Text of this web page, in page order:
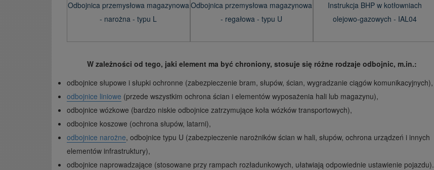
Odbojnica przemysłowa magazynowa
- narożna - typu L
Odbojnica przemysłowa magazynowa
- regałowa - typu U
Instrukcja BHP w kotłowniach
olejowo-gazowych - IAL04
W zależności od tego, jaki element ma być chroniony, stosuje się różne rodzaje odbojnic, m.in.:
odbojnice słupowe i słupki ochronne (zabezpieczenie bram, słupów, ścian, wygradzanie ciągów komunikacyjnych),
odbojnice liniowe (przede wszystkim ochrona ścian i elementów wyposażenia hali lub magazynu),
odbojnice wózkowe (bardzo niskie odbojnice zatrzymujące koła wózków transportowych),
odbojnice koszowe (ochrona słupów, latarni),
odbojnice narożne, odbojnice typu U (zabezpieczenie narożników ścian w hali, słupów, ochrona urządzeń i innych
elementów infrastruktury),
odbojnice naprowadzające (stosowane przy rampach rozładunkowych, ułatwiają odpowiednie ustawienie pojazdu).